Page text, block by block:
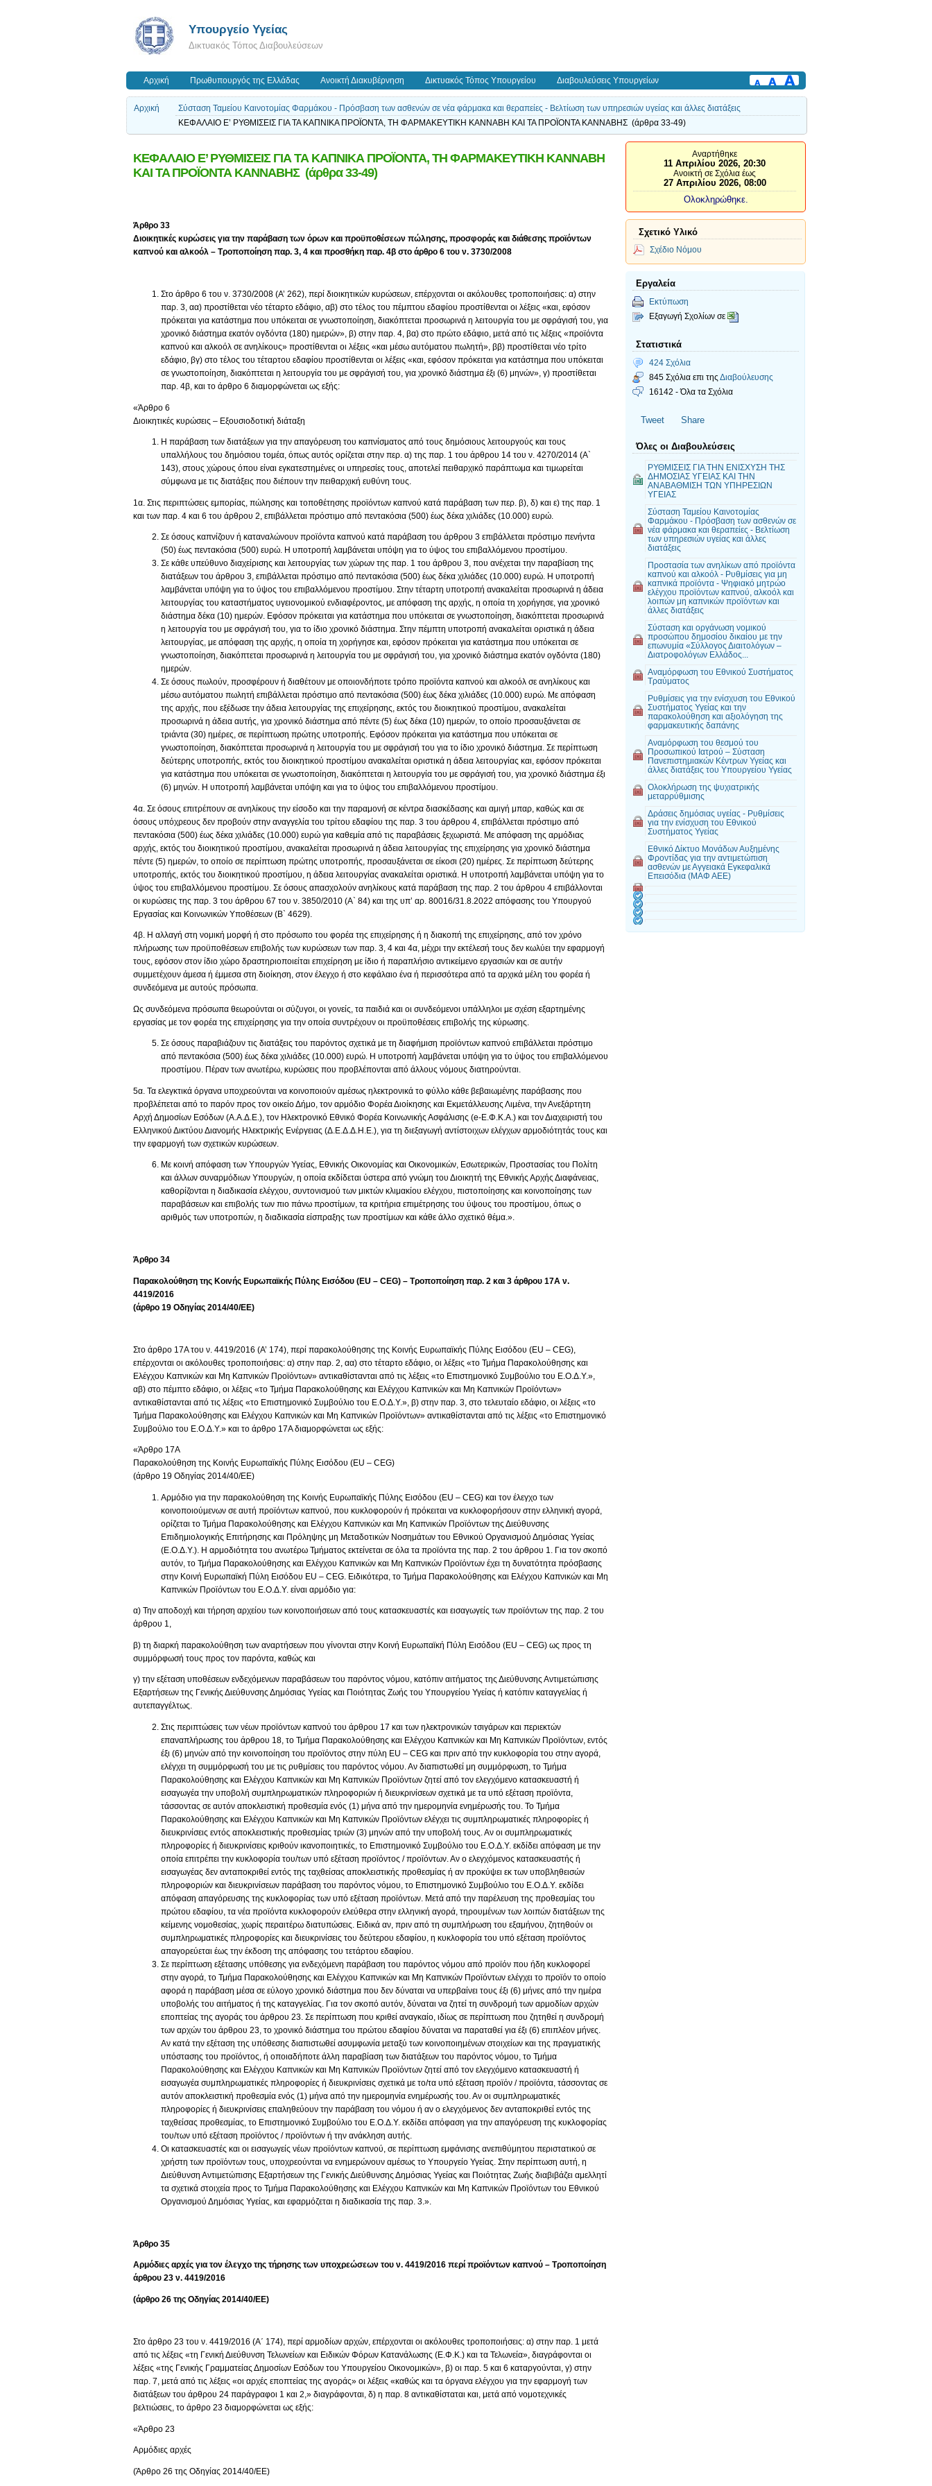
Υπουργείο Υγείας
Δικτυακός Τόπος Διαβουλεύσεων
Αρχική Πρωθυπουργός της Ελλάδας Ανοικτή Διακυβέρνηση Δικτυακός Τόπος Υπουργείου Διαβουλεύσεις Υπουργείων
Αρχική
Σύσταση Ταμείου Καινοτομίας Φαρμάκου - Πρόσβαση των ασθενών σε νέα φάρμακα και θεραπείες - Βελτίωση των υπηρεσιών υγείας και άλλες διατάξεις
ΚΕΦΑΛΑΙΟ Ε’ ΡΥΘΜΙΣΕΙΣ ΓΙΑ ΤΑ ΚΑΠΝΙΚΑ ΠΡΟΪΟΝΤΑ, ΤΗ ΦΑΡΜΑΚΕΥΤΙΚΗ ΚΑΝΝΑΒΗ KAI TA ΠΡΟΪΟΝΤΑ ΚΑΝΝΑΒΗΣ (άρθρα 33-49)
ΚΕΦΑΛΑΙΟ Ε’ ΡΥΘΜΙΣΕΙΣ ΓΙΑ ΤΑ ΚΑΠΝΙΚΑ ΠΡΟΪΟΝΤΑ, ΤΗ ΦΑΡΜΑΚΕΥΤΙΚΗ ΚΑΝΝΑΒΗ
KAI TA ΠΡΟΪΟΝΤΑ ΚΑΝΝΑΒΗΣ (άρθρα 33-49)
Άρθρο 33
Διοικητικές κυρώσεις για την παράβαση των όρων και προϋποθέσεων πώλησης, προσφοράς και διάθεσης προϊόντων
καπνού και αλκοόλ – Τροποποίηση παρ. 3, 4 και προσθήκη παρ. 4β στο άρθρο 6 του ν. 3730/2008
Στο άρθρο 6 του ν. 3730/2008 (Α’ 262), περί διοικητικών κυρώσεων, επέρχονται οι ακόλουθες τροποποιήσεις: α) στην
παρ. 3, αα) προστίθεται νέο τέταρτο εδάφιο, αβ) στο τέλος του πέμπτου εδαφίου προστίθενται οι λέξεις «και, εφόσον
πρόκειται για κατάστημα που υπόκειται σε γνωστοποίηση, διακόπτεται προσωρινά η λειτουργία του με σφράγισή του, για
χρονικό διάστημα εκατόν ογδόντα (180) ημερών», β) στην παρ. 4, βα) στο πρώτο εδάφιο, μετά από τις λέξεις «προϊόντα
καπνού και αλκοόλ σε ανηλίκους» προστίθενται οι λέξεις «και μέσω αυτόματου πωλητή», ββ) προστίθεται νέο τρίτο
εδάφιο, βγ) στο τέλος του τέταρτου εδαφίου προστίθενται οι λέξεις «και, εφόσον πρόκειται για κατάστημα που υπόκειται
σε γνωστοποίηση, διακόπτεται η λειτουργία του με σφράγισή του, για χρονικό διάστημα έξι (6) μηνών», γ) προστίθεται
παρ. 4β, και το άρθρο 6 διαμορφώνεται ως εξής:
«Άρθρο 6
Διοικητικές κυρώσεις – Εξουσιοδοτική διάταξη
Η παράβαση των διατάξεων για την απαγόρευση του καπνίσματος από τους δημόσιους λειτουργούς και τους
υπαλλήλους του δημόσιου τομέα, όπως αυτός ορίζεται στην περ. α) της παρ. 1 του άρθρου 14 του ν. 4270/2014 (Α`
143), στους χώρους όπου είναι εγκατεστημένες οι υπηρεσίες τους, αποτελεί πειθαρχικό παράπτωμα και τιμωρείται
σύμφωνα με τις διατάξεις που διέπουν την πειθαρχική ευθύνη τους.
1α. Στις περιπτώσεις εμπορίας, πώλησης και τοποθέτησης προϊόντων καπνού κατά παράβαση των περ. β), δ) και ε) της παρ. 1
και των παρ. 4 και 6 του άρθρου 2, επιβάλλεται πρόστιμο από πεντακόσια (500) έως δέκα χιλιάδες (10.000) ευρώ.
Σε όσους καπνίζουν ή καταναλώνουν προϊόντα καπνού κατά παράβαση του άρθρου 3 επιβάλλεται πρόστιμο πενήντα
(50) έως πεντακόσια (500) ευρώ. Η υποτροπή λαμβάνεται υπόψη για το ύψος του επιβαλλόμενου προστίμου.
Σε κάθε υπεύθυνο διαχείρισης και λειτουργίας των χώρων της παρ. 1 του άρθρου 3, που ανέχεται την παραβίαση της
διατάξεων του άρθρου 3, επιβάλλεται πρόστιμο από πεντακόσια (500) έως δέκα χιλιάδες (10.000) ευρώ. Η υποτροπή
λαμβάνεται υπόψη για το ύψος του επιβαλλόμενου προστίμου. Στην τέταρτη υποτροπή ανακαλείται προσωρινά η άδεια
λειτουργίας του καταστήματος υγειονομικού ενδιαφέροντος, με απόφαση της αρχής, η οποία τη χορήγησε, για χρονικό
διάστημα δέκα (10) ημερών. Εφόσον πρόκειται για κατάστημα που υπόκειται σε γνωστοποίηση, διακόπτεται προσωρινά
η λειτουργία του με σφράγισή του, για το ίδιο χρονικό διάστημα. Στην πέμπτη υποτροπή ανακαλείται οριστικά η άδεια
λειτουργίας, με απόφαση της αρχής, η οποία τη χορήγησε και, εφόσον πρόκειται για κατάστημα που υπόκειται σε
γνωστοποίηση, διακόπτεται προσωρινά η λειτουργία του με σφράγισή του, για χρονικό διάστημα εκατόν ογδόντα (180)
ημερών.
Σε όσους πωλούν, προσφέρουν ή διαθέτουν με οποιονδήποτε τρόπο προϊόντα καπνού και αλκοόλ σε ανηλίκους και
μέσω αυτόματου πωλητή επιβάλλεται πρόστιμο από πεντακόσια (500) έως δέκα χιλιάδες (10.000) ευρώ. Με απόφαση
της αρχής, που εξέδωσε την άδεια λειτουργίας της επιχείρησης, εκτός του διοικητικού προστίμου, ανακαλείται
προσωρινά η άδεια αυτής, για χρονικό διάστημα από πέντε (5) έως δέκα (10) ημερών, το οποίο προσαυξάνεται σε
τριάντα (30) ημέρες, σε περίπτωση πρώτης υποτροπής. Εφόσον πρόκειται για κατάστημα που υπόκειται σε
γνωστοποίηση, διακόπτεται προσωρινά η λειτουργία του με σφράγισή του για το ίδιο χρονικό διάστημα. Σε περίπτωση
δεύτερης υποτροπής, εκτός του διοικητικού προστίμου ανακαλείται οριστικά η άδεια λειτουργίας και, εφόσον πρόκειται
για κατάστημα που υπόκειται σε γνωστοποίηση, διακόπτεται η λειτουργία του με σφράγισή του, για χρονικό διάστημα έξι
(6) μηνών. Η υποτροπή λαμβάνεται υπόψη και για το ύψος του επιβαλλόμενου προστίμου.
4α. Σε όσους επιτρέπουν σε ανηλίκους την είσοδο και την παραμονή σε κέντρα διασκέδασης και αμιγή μπαρ, καθώς και σε
όσους υπόχρεους δεν προβούν στην αναγγελία του τρίτου εδαφίου της παρ. 3 του άρθρου 4, επιβάλλεται πρόστιμο από
πεντακόσια (500) έως δέκα χιλιάδες (10.000) ευρώ για καθεμία από τις παραβάσεις ξεχωριστά. Με απόφαση της αρμόδιας
αρχής, εκτός του διοικητικού προστίμου, ανακαλείται προσωρινά η άδεια λειτουργίας της επιχείρησης για χρονικό διάστημα
πέντε (5) ημερών, το οποίο σε περίπτωση πρώτης υποτροπής, προσαυξάνεται σε είκοσι (20) ημέρες. Σε περίπτωση δεύτερης
υποτροπής, εκτός του διοικητικού προστίμου, η άδεια λειτουργίας ανακαλείται οριστικά. Η υποτροπή λαμβάνεται υπόψη για το
ύψος του επιβαλλόμενου προστίμου. Σε όσους απασχολούν ανηλίκους κατά παράβαση της παρ. 2 του άρθρου 4 επιβάλλονται
οι κυρώσεις της παρ. 3 του άρθρου 67 του ν. 3850/2010 (Α` 84) και της υπ’ αρ. 80016/31.8.2022 απόφασης του Υπουργού
Εργασίας και Κοινωνικών Υποθέσεων (Β` 4629).
4β. Η αλλαγή στη νομική μορφή ή στο πρόσωπο του φορέα της επιχείρησης ή η διακοπή της επιχείρησης, από τον χρόνο
πλήρωσης των προϋποθέσεων επιβολής των κυρώσεων των παρ. 3, 4 και 4α, μέχρι την εκτέλεσή τους δεν κωλύει την εφαρμογή
τους, εφόσον στον ίδιο χώρο δραστηριοποιείται επιχείρηση με ίδιο ή παραπλήσιο αντικείμενο εργασιών και σε αυτήν
συμμετέχουν άμεσα ή έμμεσα στη διοίκηση, στον έλεγχο ή στο κεφάλαιο ένα ή περισσότερα από τα αρχικά μέλη του φορέα ή
συνδεόμενα με αυτούς πρόσωπα.
Ως συνδεόμενα πρόσωπα θεωρούνται οι σύζυγοι, οι γονείς, τα παιδιά και οι συνδεόμενοι υπάλληλοι με σχέση εξαρτημένης
εργασίας με τον φορέα της επιχείρησης για την οποία συντρέχουν οι προϋποθέσεις επιβολής της κύρωσης.
Σε όσους παραβιάζουν τις διατάξεις του παρόντος σχετικά με τη διαφήμιση προϊόντων καπνού επιβάλλεται πρόστιμο
από πεντακόσια (500) έως δέκα χιλιάδες (10.000) ευρώ. Η υποτροπή λαμβάνεται υπόψη για το ύψος του επιβαλλόμενου
προστίμου. Πέραν των ανωτέρω, κυρώσεις που προβλέπονται από άλλους νόμους διατηρούνται.
5α. Τα ελεγκτικά όργανα υποχρεούνται να κοινοποιούν αμέσως ηλεκτρονικά το φύλλο κάθε βεβαιωμένης παράβασης που
προβλέπεται από το παρόν προς τον οικείο Δήμο, τον αρμόδιο Φορέα Διοίκησης και Εκμετάλλευσης Λιμένα, την Ανεξάρτητη
Αρχή Δημοσίων Εσόδων (Α.Α.Δ.Ε.), τον Ηλεκτρονικό Εθνικό Φορέα Κοινωνικής Ασφάλισης (e-Ε.Φ.Κ.Α.) και τον Διαχειριστή του
Ελληνικού Δικτύου Διανομής Ηλεκτρικής Ενέργειας (Δ.Ε.Δ.Δ.Η.Ε.), για τη διεξαγωγή αντίστοιχων ελέγχων αρμοδιότητάς τους και
την εφαρμογή των σχετικών κυρώσεων.
Με κοινή απόφαση των Υπουργών Υγείας, Εθνικής Οικονομίας και Οικονομικών, Εσωτερικών, Προστασίας του Πολίτη
και άλλων συναρμόδιων Υπουργών, η οποία εκδίδεται ύστερα από γνώμη του Διοικητή της Εθνικής Αρχής Διαφάνειας,
καθορίζονται η διαδικασία ελέγχου, συντονισμού των μικτών κλιμακίου ελέγχου, πιστοποίησης και κοινοποίησης των
παραβάσεων και επιβολής των πιο πάνω προστίμων, τα κριτήρια επιμέτρησης του ύψους του προστίμου, όπως ο
αριθμός των υποτροπών, η διαδικασία είσπραξης των προστίμων και κάθε άλλο σχετικό θέμα.».
Άρθρο 34
Παρακολούθηση της Κοινής Ευρωπαϊκής Πύλης Εισόδου (EU – CEG) – Τροποποίηση παρ. 2 και 3 άρθρου 17Α ν.
4419/2016
(άρθρο 19 Οδηγίας 2014/40/ΕΕ)
Στο άρθρο 17Α του ν. 4419/2016 (Α’ 174), περί παρακολούθησης της Κοινής Ευρωπαϊκής Πύλης Εισόδου (EU – CEG),
επέρχονται οι ακόλουθες τροποποιήσεις: α) στην παρ. 2, αα) στο τέταρτο εδάφιο, οι λέξεις «το Τμήμα Παρακολούθησης και
Ελέγχου Καπνικών και Μη Καπνικών Προϊόντων» αντικαθίστανται από τις λέξεις «το Επιστημονικό Συμβούλιο του Ε.Ο.Δ.Υ.»,
αβ) στο πέμπτο εδάφιο, οι λέξεις «το Τμήμα Παρακολούθησης και Ελέγχου Καπνικών και Μη Καπνικών Προϊόντων»
αντικαθίστανται από τις λέξεις «το Επιστημονικό Συμβούλιο του Ε.Ο.Δ.Υ.», β) στην παρ. 3, στο τελευταίο εδάφιο, οι λέξεις «το
Τμήμα Παρακολούθησης και Ελέγχου Καπνικών και Μη Καπνικών Προϊόντων» αντικαθίστανται από τις λέξεις «το Επιστημονικό
Συμβούλιο του Ε.Ο.Δ.Υ.» και το άρθρο 17Α διαμορφώνεται ως εξής:
«Άρθρο 17Α
Παρακολούθηση της Κοινής Ευρωπαϊκής Πύλης Εισόδου (EU – CEG)
(άρθρο 19 Οδηγίας 2014/40/ΕΕ)
Αρμόδιο για την παρακολούθηση της Κοινής Ευρωπαϊκής Πύλης Εισόδου (EU – CEG) και τον έλεγχο των
κοινοποιούμενων σε αυτή προϊόντων καπνού, που κυκλοφορούν ή πρόκειται να κυκλοφορήσουν στην ελληνική αγορά,
ορίζεται το Τμήμα Παρακολούθησης και Ελέγχου Καπνικών και Μη Καπνικών Προϊόντων της Διεύθυνσης
Επιδημιολογικής Επιτήρησης και Πρόληψης μη Μεταδοτικών Νοσημάτων του Εθνικού Οργανισμού Δημόσιας Υγείας
(Ε.Ο.Δ.Υ.). Η αρμοδιότητα του ανωτέρω Τμήματος εκτείνεται σε όλα τα προϊόντα της παρ. 2 του άρθρου 1. Για τον σκοπό
αυτόν, το Τμήμα Παρακολούθησης και Ελέγχου Καπνικών και Μη Καπνικών Προϊόντων έχει τη δυνατότητα πρόσβασης
στην Κοινή Ευρωπαϊκή Πύλη Εισόδου EU – CEG. Ειδικότερα, το Τμήμα Παρακολούθησης και Ελέγχου Καπνικών και Μη
Καπνικών Προϊόντων του Ε.Ο.Δ.Υ. είναι αρμόδιο για:
α) Την αποδοχή και τήρηση αρχείου των κοινοποιήσεων από τους κατασκευαστές και εισαγωγείς των προϊόντων της παρ. 2 του
άρθρου 1,
β) τη διαρκή παρακολούθηση των αναρτήσεων που γίνονται στην Κοινή Ευρωπαϊκή Πύλη Εισόδου (EU – CEG) ως προς τη
συμμόρφωσή τους προς τον παρόντα, καθώς και
γ) την εξέταση υποθέσεων ενδεχόμενων παραβάσεων του παρόντος νόμου, κατόπιν αιτήματος της Διεύθυνσης Αντιμετώπισης
Εξαρτήσεων της Γενικής Διεύθυνσης Δημόσιας Υγείας και Ποιότητας Ζωής του Υπουργείου Υγείας ή κατόπιν καταγγελίας ή
αυτεπαγγέλτως.
Στις περιπτώσεις των νέων προϊόντων καπνού του άρθρου 17 και των ηλεκτρονικών τσιγάρων και περιεκτών
επαναπλήρωσης του άρθρου 18, το Τμήμα Παρακολούθησης και Ελέγχου Καπνικών και Μη Καπνικών Προϊόντων, εντός
έξι (6) μηνών από την κοινοποίηση του προϊόντος στην πύλη EU – CEG και πριν από την κυκλοφορία του στην αγορά,
ελέγχει τη συμμόρφωσή του με τις ρυθμίσεις του παρόντος νόμου. Αν διαπιστωθεί μη συμμόρφωση, το Τμήμα
Παρακολούθησης και Ελέγχου Καπνικών και Μη Καπνικών Προϊόντων ζητεί από τον ελεγχόμενο κατασκευαστή ή
εισαγωγέα την υποβολή συμπληρωματικών πληροφοριών ή διευκρινίσεων σχετικά με τα υπό εξέταση προϊόντα,
τάσσοντας σε αυτόν αποκλειστική προθεσμία ενός (1) μήνα από την ημερομηνία ενημέρωσής του. Το Τμήμα
Παρακολούθησης και Ελέγχου Καπνικών και Μη Καπνικών Προϊόντων ελέγχει τις συμπληρωματικές πληροφορίες ή
διευκρινίσεις εντός αποκλειστικής προθεσμίας τριών (3) μηνών από την υποβολή τους. Αν οι συμπληρωματικές
πληροφορίες ή διευκρινίσεις κριθούν ικανοποιητικές, το Επιστημονικό Συμβούλιο του Ε.Ο.Δ.Υ. εκδίδει απόφαση με την
οποία επιτρέπει την κυκλοφορία του/των υπό εξέταση προϊόντος / προϊόντων. Αν ο ελεγχόμενος κατασκευαστής ή
εισαγωγέας δεν ανταποκριθεί εντός της ταχθείσας αποκλειστικής προθεσμίας ή αν προκύψει εκ των υποβληθεισών
πληροφοριών και διευκρινίσεων παράβαση του παρόντος νόμου, το Επιστημονικό Συμβούλιο του Ε.Ο.Δ.Υ. εκδίδει
απόφαση απαγόρευσης της κυκλοφορίας των υπό εξέταση προϊόντων. Μετά από την παρέλευση της προθεσμίας του
πρώτου εδαφίου, τα νέα προϊόντα κυκλοφορούν ελεύθερα στην ελληνική αγορά, τηρουμένων των λοιπών διατάξεων της
κείμενης νομοθεσίας, χωρίς περαιτέρω διατυπώσεις. Ειδικά αν, πριν από τη συμπλήρωση του εξαμήνου, ζητηθούν οι
συμπληρωματικές πληροφορίες και διευκρινίσεις του δεύτερου εδαφίου, η κυκλοφορία του υπό εξέταση προϊόντος
απαγορεύεται έως την έκδοση της απόφασης του τετάρτου εδαφίου.
Σε περίπτωση εξέτασης υπόθεσης για ενδεχόμενη παράβαση του παρόντος νόμου από προϊόν που ήδη κυκλοφορεί
στην αγορά, το Τμήμα Παρακολούθησης και Ελέγχου Καπνικών και Μη Καπνικών Προϊόντων ελέγχει το προϊόν το οποίο
αφορά η παράβαση μέσα σε εύλογο χρονικό διάστημα που δεν δύναται να υπερβαίνει τους έξι (6) μήνες από την ημέρα
υποβολής του αιτήματος ή της καταγγελίας. Για τον σκοπό αυτόν, δύναται να ζητεί τη συνδρομή των αρμοδίων αρχών
εποπτείας της αγοράς του άρθρου 23. Σε περίπτωση που κριθεί αναγκαίο, ιδίως σε περίπτωση που ζητηθεί η συνδρομή
των αρχών του άρθρου 23, το χρονικό διάστημα του πρώτου εδαφίου δύναται να παραταθεί για έξι (6) επιπλέον μήνες.
Αν κατά την εξέταση της υπόθεσης διαπιστωθεί ασυμφωνία μεταξύ των κοινοποιημένων στοιχείων και της πραγματικής
υπόστασης του προϊόντος, ή οποιαδήποτε άλλη παραβίαση των διατάξεων του παρόντος νόμου, το Τμήμα
Παρακολούθησης και Ελέγχου Καπνικών και Μη Καπνικών Προϊόντων ζητεί από τον ελεγχόμενο κατασκευαστή ή
εισαγωγέα συμπληρωματικές πληροφορίες ή διευκρινίσεις σχετικά με το/τα υπό εξέταση προϊόν / προϊόντα, τάσσοντας σε
αυτόν αποκλειστική προθεσμία ενός (1) μήνα από την ημερομηνία ενημέρωσής του. Αν οι συμπληρωματικές
πληροφορίες ή διευκρινίσεις επαληθεύουν την παράβαση του νόμου ή αν ο ελεγχόμενος δεν ανταποκριθεί εντός της
ταχθείσας προθεσμίας, το Επιστημονικό Συμβούλιο του Ε.Ο.Δ.Υ. εκδίδει απόφαση για την απαγόρευση της κυκλοφορίας
του/των υπό εξέταση προϊόντος / προϊόντων ή την ανάκληση αυτής.
Οι κατασκευαστές και οι εισαγωγείς νέων προϊόντων καπνού, σε περίπτωση εμφάνισης ανεπιθύμητου περιστατικού σε
χρήστη των προϊόντων τους, υποχρεούνται να ενημερώνουν αμέσως το Υπουργείο Υγείας. Στην περίπτωση αυτή, η
Διεύθυνση Αντιμετώπισης Εξαρτήσεων της Γενικής Διεύθυνσης Δημόσιας Υγείας και Ποιότητας Ζωής διαβιβάζει αμελλητί
τα σχετικά στοιχεία προς το Τμήμα Παρακολούθησης και Ελέγχου Καπνικών και Μη Καπνικών Προϊόντων του Εθνικού
Οργανισμού Δημόσιας Υγείας, και εφαρμόζεται η διαδικασία της παρ. 3.».
Άρθρο 35
Αρμόδιες αρχές για τον έλεγχο της τήρησης των υποχρεώσεων του ν. 4419/2016 περί προϊόντων καπνού – Τροποποίηση
άρθρου 23 ν. 4419/2016
(άρθρο 26 της Οδηγίας 2014/40/ΕΕ)
Στο άρθρο 23 του ν. 4419/2016 (Α΄ 174), περί αρμοδίων αρχών, επέρχονται οι ακόλουθες τροποποιήσεις: α) στην παρ. 1 μετά
από τις λέξεις «τη Γενική Διεύθυνση Τελωνείων και Ειδικών Φόρων Κατανάλωσης (Ε.Φ.Κ.) και τα Τελωνεία», διαγράφονται οι
λέξεις «της Γενικής Γραμματείας Δημοσίων Εσόδων του Υπουργείου Οικονομικών», β) οι παρ. 5 και 6 καταργούνται, γ) στην
παρ. 7, μετά από τις λέξεις «οι αρχές εποπτείας της αγοράς» οι λέξεις «καθώς και τα όργανα ελέγχου για την εφαρμογή των
διατάξεων του άρθρου 24 παράγραφοι 1 και 2,» διαγράφονται, δ) η παρ. 8 αντικαθίσταται και, μετά από νομοτεχνικές
βελτιώσεις, το άρθρο 23 διαμορφώνεται ως εξής:
«Άρθρο 23
Αρμόδιες αρχές
(Άρθρο 26 της Οδηγίας 2014/40/ΕΕ)
Αναρτήθηκε
11 Απριλίου 2026, 20:30
Ανοικτή σε Σχόλια έως
27 Απριλίου 2026, 08:00
Ολοκληρώθηκε.
Σχετικό Υλικό
Σχέδιο Νόμου
Εργαλεία
Εκτύπωση
Εξαγωγή Σχολίων σε
Στατιστικά
424 Σχόλια
845 Σχόλια επι της Διαβούλευσης
16142 - Όλα τα Σχόλια
Tweet Share
Όλες οι Διαβουλεύσεις
ΡΥΘΜΙΣΕΙΣ ΓΙΑ ΤΗΝ ΕΝΙΣΧΥΣΗ ΤΗΣ
ΔΗΜΟΣΙΑΣ ΥΓΕΙΑΣ ΚΑΙ ΤΗΝ
ΑΝΑΒΑΘΜΙΣΗ ΤΩΝ ΥΠΗΡΕΣΙΩΝ
ΥΓΕΙΑΣ
Σύσταση Ταμείου Καινοτομίας
Φαρμάκου - Πρόσβαση των ασθενών σε
νέα φάρμακα και θεραπείες - Βελτίωση
των υπηρεσιών υγείας και άλλες
διατάξεις
Προστασία των ανηλίκων από προϊόντα
καπνού και αλκοόλ - Ρυθμίσεις για μη
καπνικά προϊόντα - Ψηφιακό μητρώο
ελέγχου προϊόντων καπνού, αλκοόλ και
λοιπών μη καπνικών προϊόντων και
άλλες διατάξεις
Σύσταση και οργάνωση νομικού
προσώπου δημοσίου δικαίου με την
επωνυμία «Σύλλογος Διαιτολόγων –
Διατροφολόγων Ελλάδος...
Αναμόρφωση του Εθνικού Συστήματος
Τραύματος
Ρυθμίσεις για την ενίσχυση του Εθνικού
Συστήματος Υγείας και την
παρακολούθηση και αξιολόγηση της
φαρμακευτικής δαπάνης
Αναμόρφωση του θεσμού του
Προσωπικού Ιατρού – Σύσταση
Πανεπιστημιακών Κέντρων Υγείας και
άλλες διατάξεις του Υπουργείου Υγείας
Ολοκλήρωση της ψυχιατρικής
μεταρρύθμισης
Δράσεις δημόσιας υγείας - Ρυθμίσεις
για την ενίσχυση του Εθνικού
Συστήματος Υγείας
Εθνικό Δίκτυο Μονάδων Αυξημένης
Φροντίδας για την αντιμετώπιση
ασθενών με Αγγειακά Εγκεφαλικά
Επεισόδια (ΜΑΦ ΑΕΕ)